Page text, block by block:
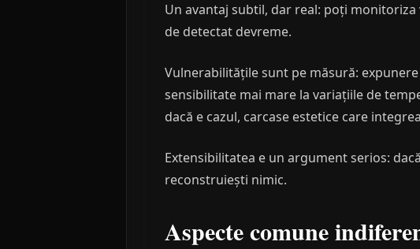
Un avantaj subtil, dar real: poți
de detectat devreme.
Vulnerabilitățile sunt pe măsură:
sensibilitate mai mare la variațiile de
dacă e cazul, carcase estetice care
Extensibilitatea e un argument serios:
reconstruiești nimic.
Aspecte comune